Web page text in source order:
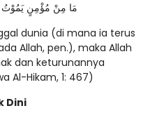
مَا مِنْ مُؤْمِنٍ يَمُوْتُ
dunia (di mana ia terus
Allah, pen.), maka Allah
dan keturunannya
Al-Hikam, 1: 467)
Dini